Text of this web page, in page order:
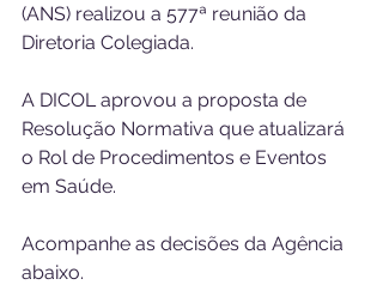
(ANS) realizou a 577ª reunião da
Diretoria Colegiada.
A DICOL aprovou a proposta de
Resolução Normativa que atualizará
o Rol de Procedimentos e Eventos
em Saúde.
Acompanhe as decisões da Agência
abaixo.